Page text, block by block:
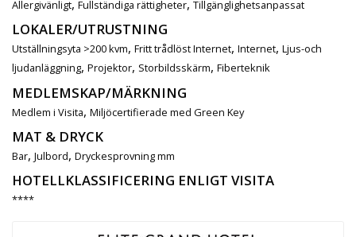
Allergivänligt, Fullständiga rättigheter, Tillgänglighetsanpassat
LOKALER/UTRUSTNING
Utställningsyta >200 kvm, Fritt trådlöst Internet, Internet, Ljus-och
ljudanläggning, Projektor, Storbildsskärm, Fiberteknik
MEDLEMSKAP/MÄRKNING
Medlem i Visita, Miljöcertifierade med Green Key
MAT & DRYCK
Bar, Julbord, Dryckesprovning mm
HOTELLKLASSIFICERING ENLIGT VISITA
****